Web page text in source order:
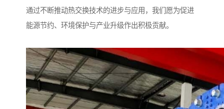
通过不断推动热交换技术的进步与应用，我们愿为促进
能源节约、环境保护与产业升级作出积极贡献。